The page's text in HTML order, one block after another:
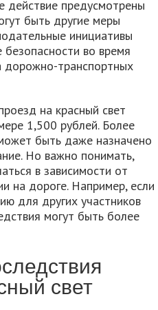
действие предусмотрены
быть другие меры
инициативы
во время
дорожно-транспортных
на красный свет
1,500 рублей. Более
быть даже назначено
Но важно понимать,
в зависимости от
на дороге. Например, если
для других участников
могут быть более
свет